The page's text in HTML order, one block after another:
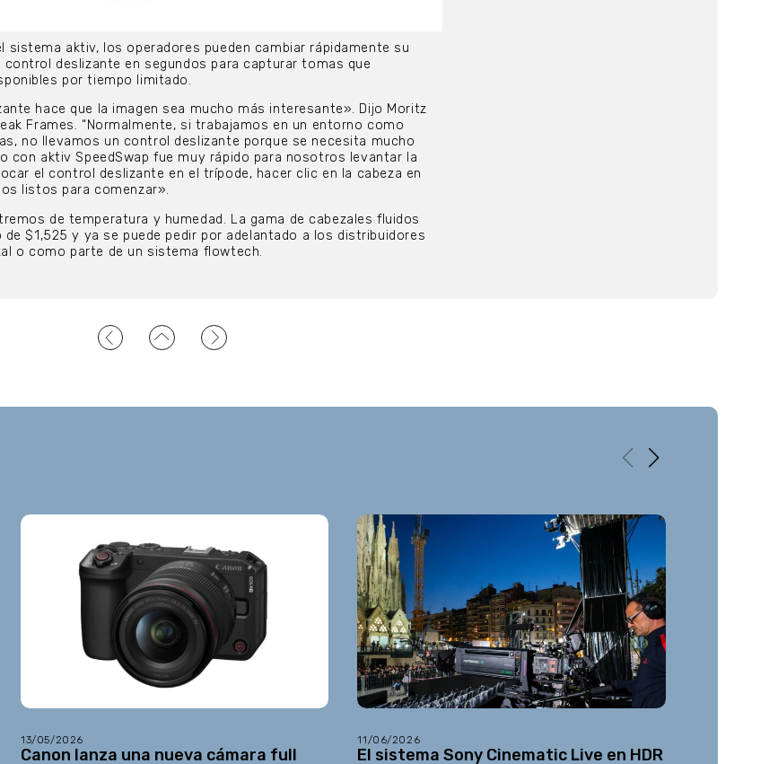
sistema aktiv, los operadores pueden cambiar rápidamente su
deslizante en segundos para capturar tomas que
por tiempo limitado.
hace que la imagen sea mucho más interesante». Dijo Moritz
Frames. “Normalmente, si trabajamos en un entorno como
no llevamos un control deslizante porque se necesita mucho
con aktiv SpeedSwap fue muy rápido para nosotros levantar la
el control deslizante en el trípode, hacer clic en la cabeza en
listos para comenzar».
de temperatura y humedad. La gama de cabezales fluidos
$1,525 y ya se puede pedir por adelantado a los distribuidores
o como parte de un sistema flowtech.
13/05/2026
Canon lanza una nueva cámara full
11/06/2026
El sistema Sony Cinematic Live en HDR